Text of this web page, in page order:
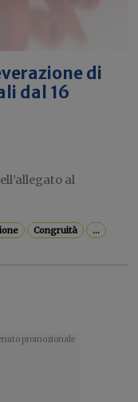
di
dal 16
al
Congruità ...